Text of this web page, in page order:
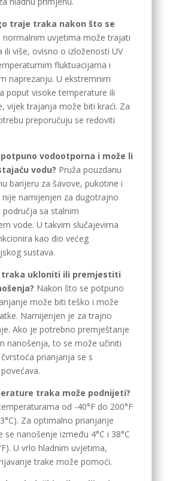
traje traka nakon što se
normalnim uvjetima može trajati
ili više, ovisno o izloženosti UV
fluktuacijama i
naprezanju. U ekstremnim
poput visoke temperature ili
vijek trajanja može biti kraći. Za
preporučuju se redoviti
vodootporna i može li
vodu? Pruža pouzdanu
barijeru za šavove, pukotine i
nije namijenjen za dugotrajno
područja sa stalnim
vode. U takvim slučajevima
kao dio većeg
sustava.
traka ukloniti ili premjestiti
Nakon što se potpuno
može biti teško i može
Namijenjen je za trajno
Ako je potrebno premještanje
nanošenja, to se može učiniti
prianjanja se s
traka može podnijeti?
od -40°F do 200°F
Za optimalno prianjanje
se nanošenje između 4°C i 38°C
U vrlo hladnim uvjetima,
trake može pomoći.